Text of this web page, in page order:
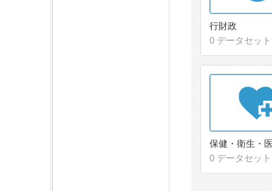
行財政
0 データセット
保健・衛生・
0 データセット